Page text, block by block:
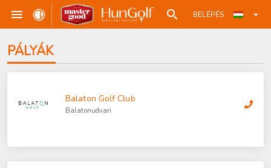
BELÉPÉS
PÁLYÁK
Balaton Golf Club
Balatonudvari